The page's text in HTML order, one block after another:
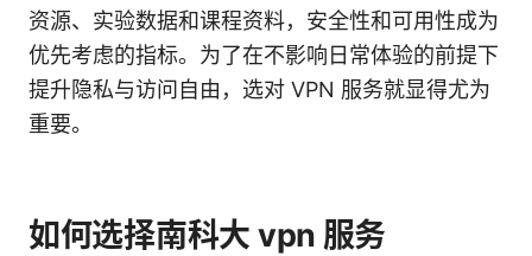
资源、实验数据和课程资料，安全性和可用性成为
优先考虑的指标。为了在不影响日常体验的前提下
提升隐私与访问自由，选对 VPN 服务就显得尤为
重要。
如何选择南科大 vpn 服务